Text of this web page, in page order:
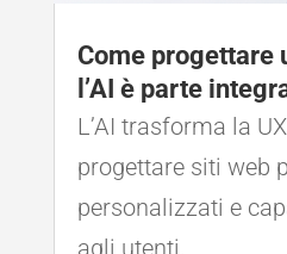
Come progettare
l’AI è parte
L’AI trasforma la
progettare siti web
personalizzati e
agli utenti.